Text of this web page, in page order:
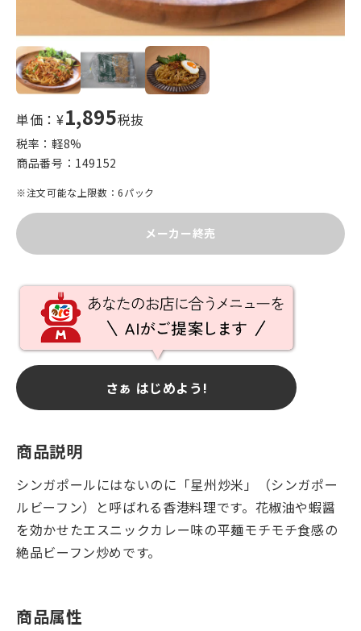
単価：¥1,895税抜
税率：軽8%
商品番号： 149152
※注文可能な上限数：6パック
メーカー終売
さぁ はじめよう!
商品説明
シンガポールにはないのに「星州炒米」（シンガポー
ルビーフン）と呼ばれる香港料理です。花椒油や蝦醤
を効かせたエスニックカレー味の平麺モチモチ食感の
絶品ビーフン炒めです。
商品属性